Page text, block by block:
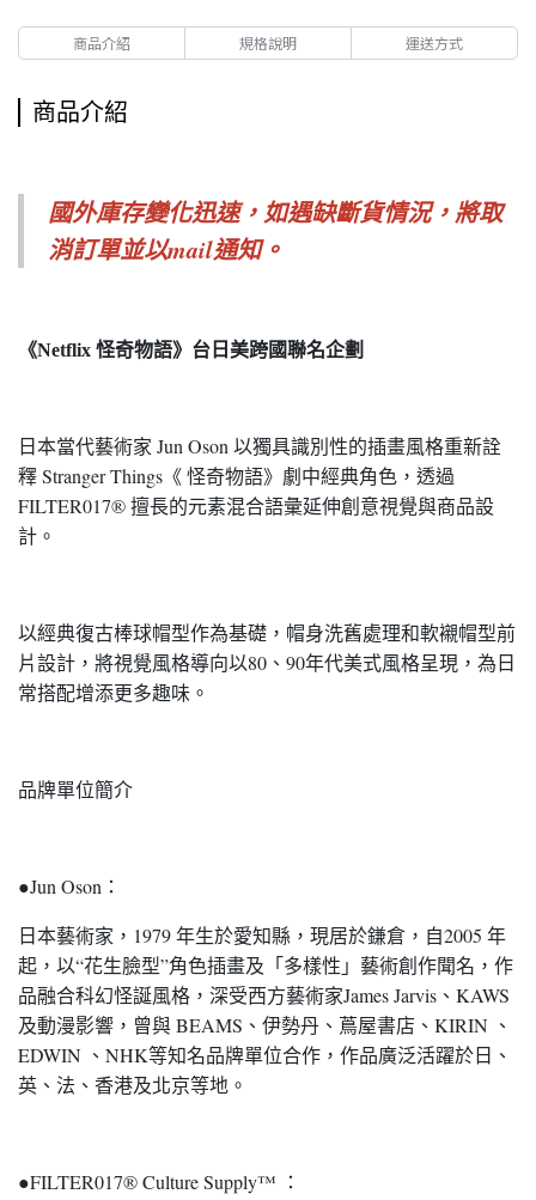
商品介紹 規格說明 運送方式
商品介紹
國外庫存變化迅速，如遇缺斷貨情況， 將取
消訂單並以mail通知。
《Netflix 怪奇物語》台日美跨國聯名企劃
日本當代藝術家 Jun Oson 以獨具識別性的插畫風格重新詮
釋 Stranger Things《 怪奇物語》劇中經典角色，透過
FILTER017® 擅長的元素混合語彙延伸創意視覺與商品設
計。
以經典復古棒球帽型作為基礎，帽身洗舊處理和軟襯帽型前
片設計，將視覺風格導向以80、90年代美式風格呈現，為日
常搭配增添更多趣味。
品牌單位簡介
●Jun Oson：
日本藝術家，1979 年生於愛知縣，現居於鎌倉，自2005 年
起，以“花生臉型”角色插畫及「多樣性」藝術創作聞名，作
品融合科幻怪誕風格，深受西方藝術家James Jarvis、KAWS
及動漫影響，曾與 BEAMS、伊勢丹、蔦屋書店、KIRIN 、
EDWIN 、NHK等知名品牌單位合作，作品廣泛活躍於日、
英、法、香港及北京等地。
●FILTER017® Culture Supply™ ：